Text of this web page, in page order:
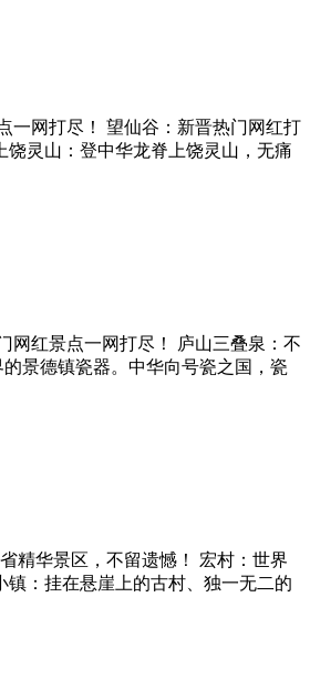
一网打尽！ 望仙谷：新晋热门网红打
灵山：登中华龙脊上饶灵山，无痛
网红景点一网打尽！ 庐山三叠泉：不
景德镇瓷器。中华向号瓷之国，瓷
精华景区，不留遗憾！ 宏村：世界
：挂在悬崖上的古村、独一无二的